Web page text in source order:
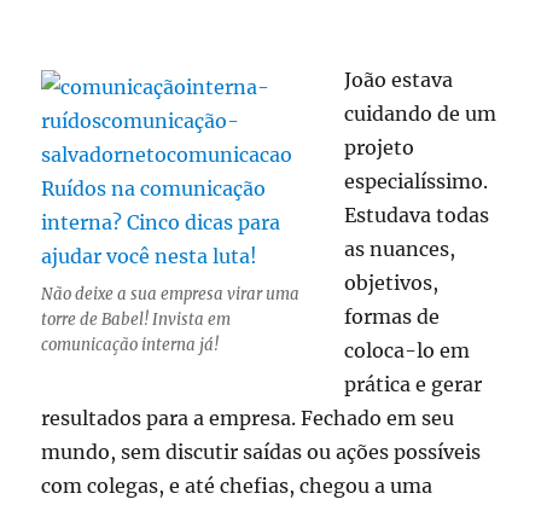
Não deixe a sua empresa virar uma
torre de Babel! Invista em
comunicação interna já!
João estava
cuidando de um
projeto
especialíssimo.
Estudava todas
as nuances,
objetivos,
formas de
coloca-lo em
prática e gerar
resultados para a empresa. Fechado em seu
mundo, sem discutir saídas ou ações possíveis
com colegas, e até chefias, chegou a uma